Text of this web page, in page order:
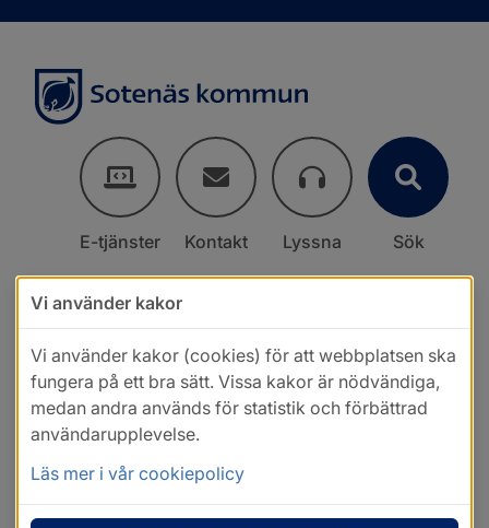
E-tjänster Kontakt Lyssna Sök
Vi använder kakor
Vi använder kakor (cookies) för att webbplatsen ska
fungera på ett bra sätt. Vissa kakor är nödvändiga,
medan andra används för statistik och förbättrad
användarupplevelse.
Läs mer i vår cookiepolicy